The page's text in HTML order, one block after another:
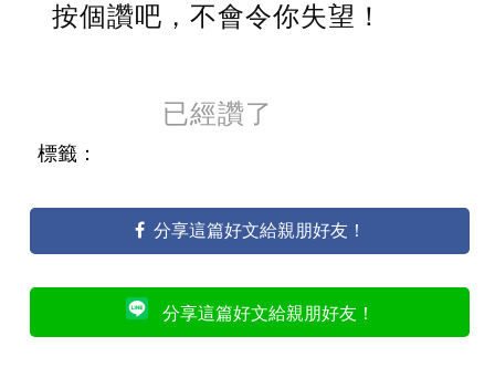
按個讚吧，不會令你失望！
已經讚了
標籤：
分享這篇好文給親朋好友！
分享這篇好文給親朋好友！